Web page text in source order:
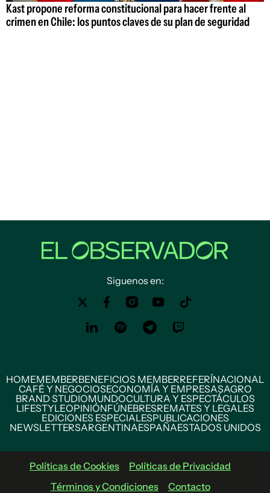
Kast propone reforma constitucional para hacer frente al
crimen en Chile: los puntos claves de su plan de seguridad
Siguenos en:
HOMEMEMBERBENEFICIOS MEMBERREFERÍNACIONAL
CAFÉ Y NEGOCIOSECONOMÍA Y EMPRESASAGRO
BRAND STUDIOMUNDOCULTURA Y ESPECTÁCULOS
LIFESTYLEOPINIÓNFÚNEBRESREMATES Y LEGALES
EDICIONES ESPECIALESPUBLICACIONES
NEWSLETTERSARGENTINAESPAÑAESTADOS UNIDOS
Políticas de Cookies
Políticas de Privacidad
Términos y Condiciones
Contacto